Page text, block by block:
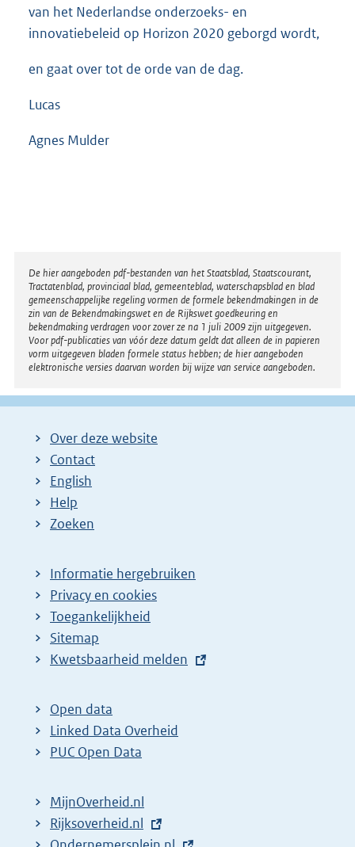
van het Nederlandse onderzoeks- en
innovatiebeleid op Horizon 2020 geborgd wordt,
en gaat over tot de orde van de dag.
Lucas
Agnes Mulder
Disclaimer
De hier aangeboden pdf-bestanden van het Staatsblad, Staatscourant,
Tractatenblad, provinciaal blad, gemeenteblad, waterschapsblad en blad
gemeenschappelijke regeling vormen de formele bekendmakingen in de
zin van de Bekendmakingswet en de Rijkswet goedkeuring en
bekendmaking verdragen voor zover ze na 1 juli 2009 zijn uitgegeven.
Voor pdf-publicaties van vóór deze datum geldt dat alleen de in papieren
vorm uitgegeven bladen formele status hebben; de hier aangeboden
elektronische versies daarvan worden bij wijze van service aangeboden.
Over deze website
Contact
English
Help
Zoeken
Informatie hergebruiken
Privacy en cookies
Toegankelijkheid
Sitemap
E
t
e
r
l
i
Kwetsbaarheid melden
Open data
Linked Data Overheid
PUC Open Data
MijnOverheid.nl
E
Rijksoverheid.nl